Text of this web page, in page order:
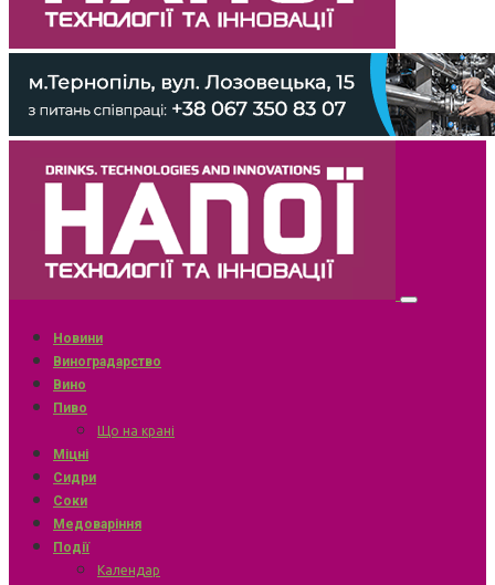
Новини
Виноградарство
Вино
Пиво
Що на крані
Міцні
Сидри
Соки
Медоваріння
Події
Календар